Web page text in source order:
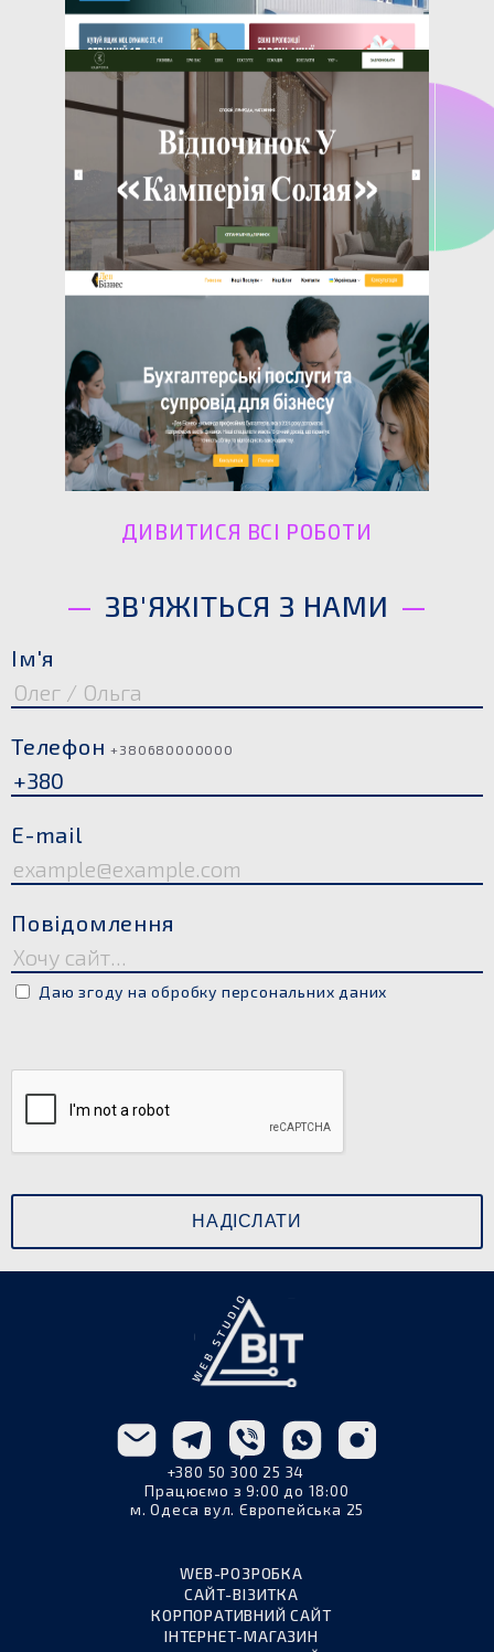
ДИВИТИСЯ ВСІ РОБОТИ
ЗВ'ЯЖІТЬСЯ З НАМИ
Ім'я
Телефон+380680000000
E-mail
Повідомлення
Даю згоду на обробку персональних даних
+380 50 300 25 34
Працюємо з 9:00 до 18:00
м. Одеса вул. Європейська 25
WEB-РОЗРОБКА
САЙТ-ВІЗИТКА
КОРПОРАТИВНИЙ САЙТ
ІНТЕРНЕТ-МАГАЗИН